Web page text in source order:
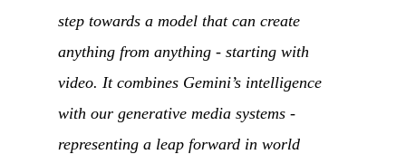
step towards a model that can create
anything from anything - starting with
video. It combines Gemini’s intelligence
with our generative media systems -
representing a leap forward in world